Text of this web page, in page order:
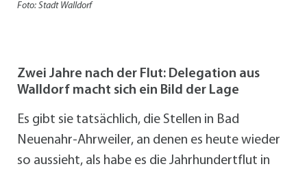
Foto: Stadt Walldorf
Zwei Jahre nach der Flut: Delegation aus
Walldorf macht sich ein Bild der Lage
Es gibt sie tatsächlich, die Stellen in Bad
Neuenahr-Ahrweiler, an denen es heute wieder
so aussieht, als habe es die Jahrhundertflut in